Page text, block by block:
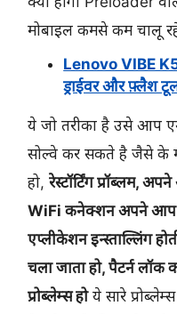
मोबाइल कमसे कम चालू
Lenovo VIBE
ड्राईवर और फ़्लैश
ये जो तरीका है उसे आप
सोल्वे कर सकते है जैसे के
हो,रेस्टॉर्टिंग प्रॉब्लम,
WiFi कनेक्शन अपने आप
एप्लीकेशन इन्स्ताल्लिंग
चला जाता हो, पैटर्न लॉक
प्रोब्लेम्स होये सारे